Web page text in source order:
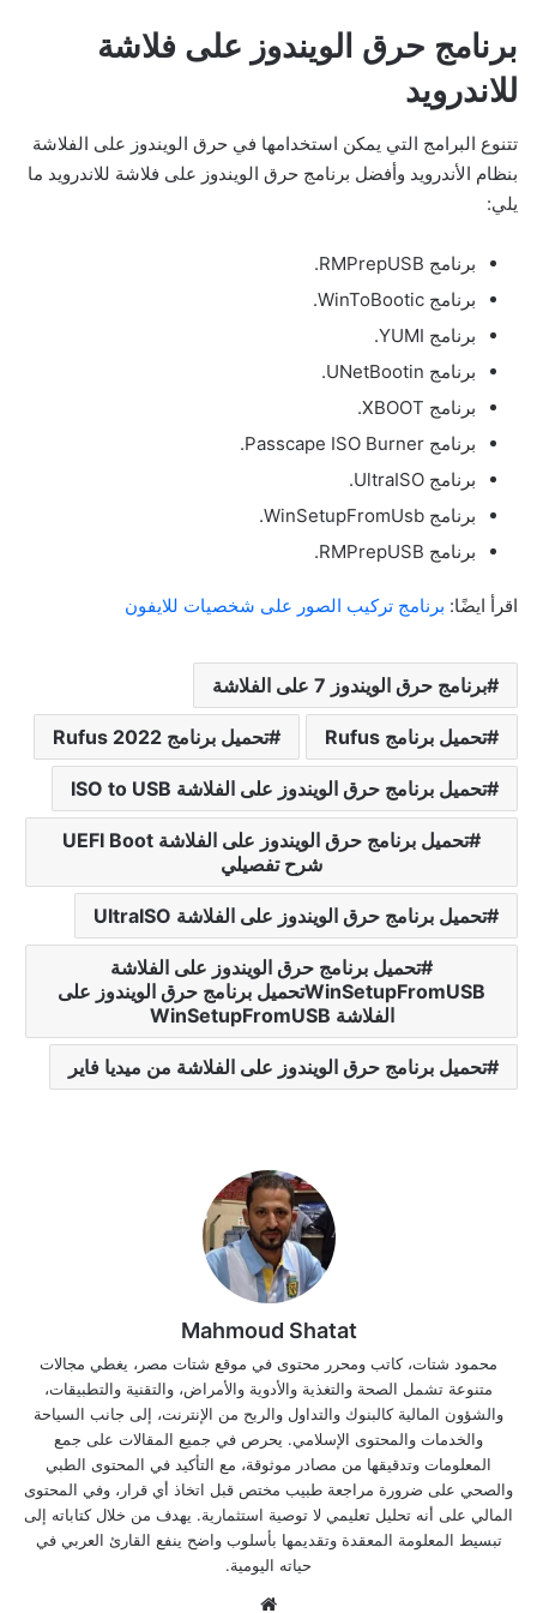
برنامج حرق الويندوز على فلاشة
للاندرويد
تتنوع البرامج التي يمكن استخدامها في حرق الويندوز على الفلاشة
بنظام الأندرويد وأفضل برنامج حرق الويندوز على فلاشة للاندرويد ما
يلي:
برنامج RMPrepUSB.
برنامج WinToBootic.
برنامج YUMI.
برنامج UNetBootin.
برنامج XBOOT.
برنامج Passcape ISO Burner.
برنامج UltraISO.
برنامج WinSetupFromUsb.
برنامج RMPrepUSB.
اقرأ ايضًا: برنامج تركيب الصور على شخصيات للايفون
برنامج حرق الويندوز 7 على الفلاشة
تحميل برنامج Rufus تحميل برنامج Rufus 2022
تحميل برنامج حرق الويندوز على الفلاشة ISO to USB
تحميل برنامج حرق الويندوز على الفلاشة UEFI Boot
شرح تفصيلي
تحميل برنامج حرق الويندوز على الفلاشة UltraISO
تحميل برنامج حرق الويندوز على الفلاشة
WinSetupFromUSBتحميل برنامج حرق الويندوز على
الفلاشة WinSetupFromUSB
تحميل برنامج حرق الويندوز على الفلاشة من ميديا فاير
Mahmoud Shatat
محمود شتات، كاتب ومحرر محتوى في موقع شتات مصر، يغطي مجالات
متنوعة تشمل الصحة والتغذية والأدوية والأمراض، والتقنية والتطبيقات،
والشؤون المالية كالبنوك والتداول والربح من الإنترنت، إلى جانب السياحة
والخدمات والمحتوى الإسلامي. يحرص في جميع المقالات على جمع
المعلومات وتدقيقها من مصادر موثوقة، مع التأكيد في المحتوى الطبي
والصحي على ضرورة مراجعة طبيب مختص قبل اتخاذ أي قرار، وفي المحتوى
المالي على أنه تحليل تعليمي لا توصية استثمارية. يهدف من خلال كتاباته إلى
تبسيط المعلومة المعقدة وتقديمها بأسلوب واضح ينفع القارئ العربي في
حياته اليومية.